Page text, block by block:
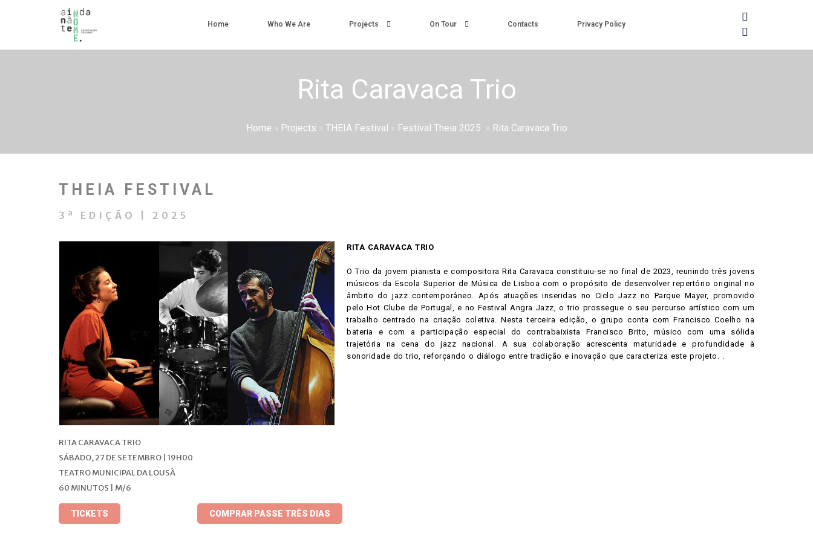
Home Who We Are Projects On Tour Contacts Privacy Policy
Rita Caravaca Trio
Home » Projects » THEIA Festival » Festival Theia 2025 » Rita Caravaca Trio
THEIA FESTIVAL
3ª EDIÇÃO | 2025
RITA CARAVACA TRIO
SÁBADO, 27 DE SETEMBRO | 19H00
TEATRO MUNICIPAL DA LOUSÃ
60 MINUTOS | M/6
RITA CARAVACA TRIO
O Trio da jovem pianista e compositora Rita Caravaca constituiu-se no final de 2023, reunindo três jovens
músicos da Escola Superior de Música de Lisboa com o propósito de desenvolver repertório original no
âmbito do jazz contemporâneo. Após atuações inseridas no Ciclo Jazz no Parque Mayer, promovido
pelo Hot Clube de Portugal, e no Festival Angra Jazz, o trio prossegue o seu percurso artístico com um
trabalho centrado na criação coletiva. Nesta terceira edição, o grupo conta com Francisco Coelho na
bateria e com a participação especial do contrabaixista Francisco Brito, músico com uma sólida
trajetória na cena do jazz nacional. A sua colaboração acrescenta maturidade e profundidade à
sonoridade do trio, reforçando o diálogo entre tradição e inovação que caracteriza este projeto. .
TICKETS COMPRAR PASSE TRÊS DIAS